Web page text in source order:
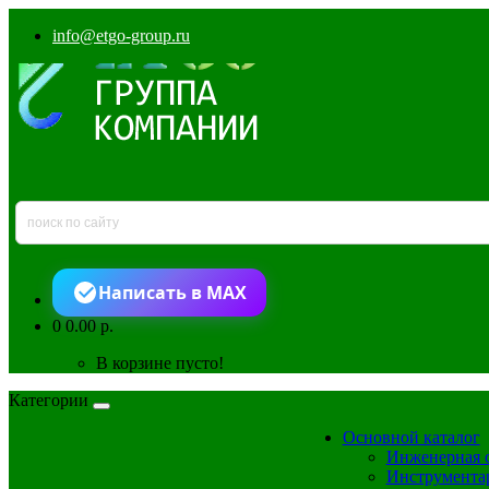
info@etgo-group.ru
Написать в MAX
00.00 р.
В корзине пусто!
Категории
Основной каталог
Инженерная